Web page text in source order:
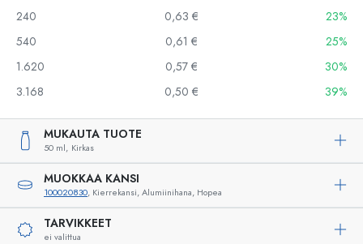
240
0,63 €
23%
540
0,61 €
25%
1.620
0,57 €
30%
3.168
0,50 € 39%
MUKAUTA TUOTE
50 ml, Kirkas
MUOKKAA KANSI
100020830, Kierrekansi, Alumiinihana, Hopea
TARVIKKEET
ei valittua